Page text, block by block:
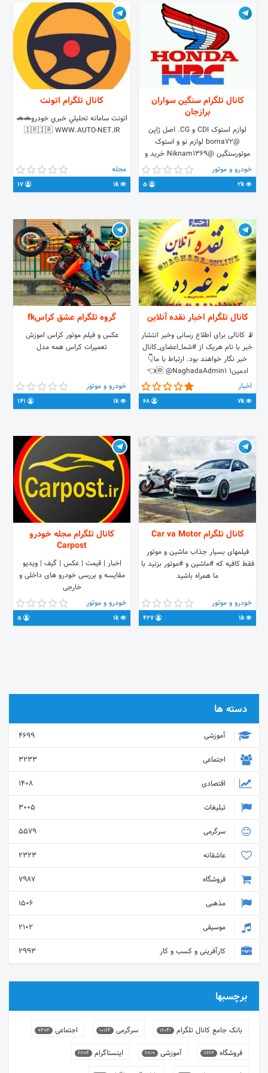
کانال تلگرام سنگین سواران
برازجان
لوازم استوک CDI و CG. اصل ژاپن
@borna72 لوازم نو و استوک
موتورسنگین @Niknam1369 خرید و
فروش دیگری اکسوان سی بی 400
@farhad_b69 فروشگاه ارین موتور دبی
عین اله شنبدی @Ariyanmotor خودرو
09171706066 استاد یوسف بن هاجری
خودرو و موتور
2k
کانال تلگرام اتونت
اتونت سامانه تحليلي خبري خودرو🚗🚗
🇮🇷🇮🇷 WWW.AUTO-NET.IR
مجله
1k
کانال تلگرام اخبار نقده آنلاین
📡 کانالی برای اطلاع رسانی وخبر انتشار
خبر با نام هریک از #شما_اعضای_کانال
خبر نگار خواهند بود. ارتباط با ما👇
ادمین1 🆔 @NaghadaAdmin1👈
ادمین تب2 🆔 @NaghadaAdmin2
👈 ربات ثپت ساماندهی کانال ها👇
http://yon.ir/Naghada1 #مسئول
اخبار
7k
گروه تلگرام عشق کراسfk
عکس و فیلم موتور کراس اموزش
تعمیرات کراس همه مدل
خودرو و موتور
1k
کانال تلگرام Car va Motor
فیلمهای بسیار جذاب ماشین و موتور
فقط کافیه که #ماشین و #‌موتور بزنید با
ما همراه باشید
خودرو و موتور
1k
کانال تلگرام مجله خودرو
Carpost
اخبار | قیمت | عکس | گیف | ویدیو
مقایسه و بررسی خودرو های داخلی و
خارجی
خودرو و موتور
1k
دسته ها
آموزشی
4699
اجتماعی
3233
اقتصادی
1408
تبلیغات
3005
سرگرمی
5579
عاشقانه
2323
فروشگاه
7987
مذهبی
1506
موسیقی
2102
کارآفرینی و کسب و کار
2993
برچسبها
بانک جامع کانال تلگرام 16041 سرگرمی 10164 اجتماعی 9494
فروشگاه 8662 آموزشی 6919 اینستاگرام 6794